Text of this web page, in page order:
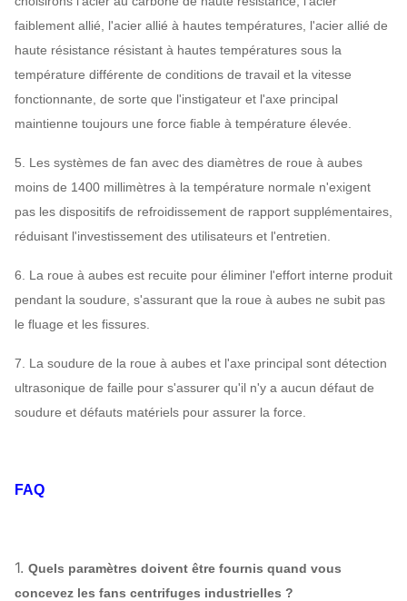
Axe principal
45# en acier (acier
de construction de
haute résistance de
carbone), 42CrMo,
acier inoxydable…
Incidence
composants
La bride d'admission et de débouché,
amortisseur, déclencheur électrique,
couverture choquent l'isolant, l'accouplement
moteur pluie, capteur de température, capteur
vibrant, démarreur mou, inverseur, moteur
électrique spécial, système de lubrification
faiblement allié, l'acier allié à hautes températures, l'acier allié de
haute résistance résistant à hautes températures sous la
température différente de conditions de travail et la vitesse
fonctionnante, de sorte que l'instigateur et l'axe principal
maintienne toujours une force fiable à température élevée.
5. Les systèmes de fan avec des diamètres de roue à aubes
moins de 1400 millimètres à la température normale n'exigent
pas les dispositifs de refroidissement de rapport supplémentaires,
réduisant l'investissement des utilisateurs et l'entretien.
6. La roue à aubes est recuite pour éliminer l'effort interne produit
pendant la soudure, s'assurant que la roue à aubes ne subit pas
le fluage et les fissures.
7. La soudure de la roue à aubes et l'axe principal sont détection
ultrasonique de faille pour s'assurer qu'il n'y a aucun défaut de
soudure et défauts matériels pour assurer la force.
FAQ
1. Quels paramètres doivent être fournis quand vous
concevez les fans centrifuges industrielles ?